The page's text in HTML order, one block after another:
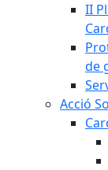
II
de
Acció